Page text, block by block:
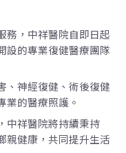
務，中祥醫院自即日起
設的專業復健醫療團隊
、神經復健、術後復健
業的醫療照護。
中祥醫院將持續秉持
親健康，共同提升生活